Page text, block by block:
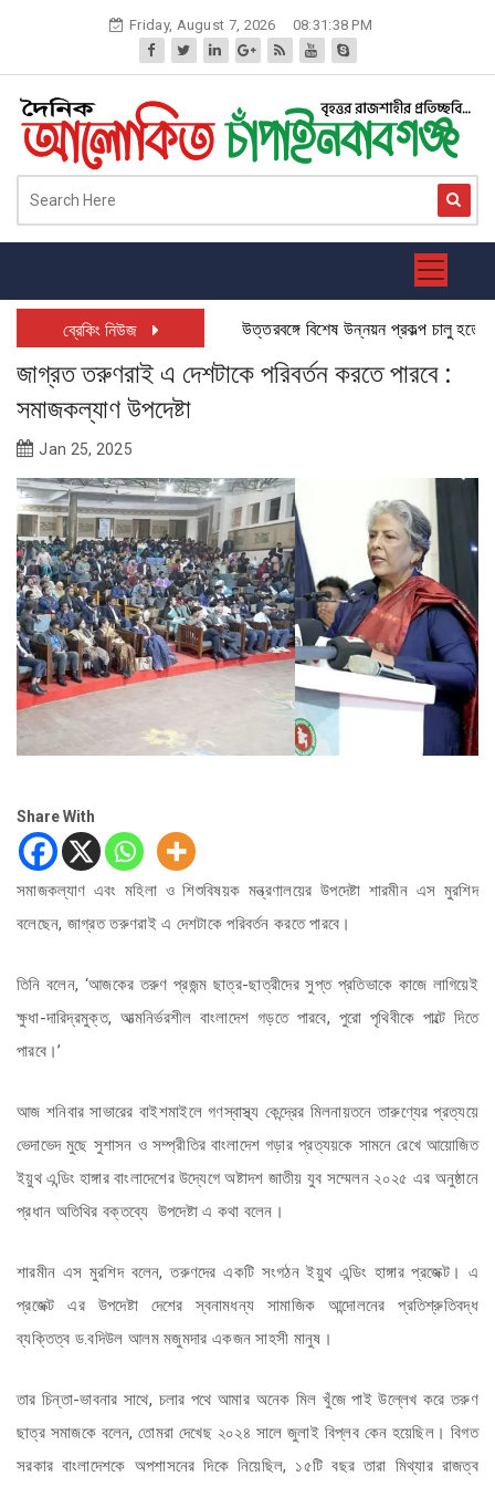
Friday, August 7, 2026 08:31:39 PM
ব্রেকিং নিউজ উত্তরবঙ্গে বিশেষ উন্নয়ন প্রকল্প চালু হতে
জাগ্রত তরুণরাই এ দেশটাকে পরিবর্তন করতে পারবে :
সমাজকল্যাণ উপদেষ্টা
Jan 25, 2025
Share With
সমাজকল্যাণ এবং মহিলা ও শিশুবিষয়ক মন্ত্রণালয়ের উপদেষ্টা শারমীন এস মুরশিদ
বলেছেন, জাগ্রত তরুণরাই এ দেশটাকে পরিবর্তন করতে পারবে।
তিনি বলেন, ‘আজকের তরুণ প্রজন্ম ছাত্র-ছাত্রীদের সুপ্ত প্রতিভাকে কাজে লাগিয়েই
ক্ষুধা-দারিদ্রমুক্ত, আত্মনির্ভরশীল বাংলাদেশ গড়তে পারবে, পুরো পৃথিবীকে পাল্টে দিতে
পারবে।’
আজ শনিবার সাভারের বাইশমাইলে গণস্বাস্থ্য কেন্দ্রের মিলনায়তনে তারুণ্যের প্রত্যয়ে
ভেদাভেদ মুছে সুশাসন ও সম্প্রীতির বাংলাদেশ গড়ার প্রত্যয়কে সামনে রেখে আয়োজিত
ইয়ুথ এন্ডিং হাঙ্গার বাংলাদেশের উদ্যেগে অষ্টাদশ জাতীয় যুব সম্মেলন ২০২৫ এর অনুষ্ঠানে
প্রধান অতিথির বক্তব্যে উপদেষ্টা এ কথা বলেন।
শারমীন এস মুরশিদ বলেন, তরুণদের একটি সংগঠন ইয়ুথ এন্ডিং হাঙ্গার প্রজেক্ট। এ
প্রজেক্ট এর উপদেষ্টা দেশের স্বনামধন্য সামাজিক আন্দোলনের প্রতিশ্রুতিবদ্ধ
ব্যক্তিত্ব ড.বদিউল আলম মজুমদার একজন সাহসী মানুষ।
তার চিন্তা-ভাবনার সাথে, চলার পথে আমার অনেক মিল খুঁজে পাই উল্লেখ করে তরুণ
ছাত্র সমাজকে বলেন, তোমরা দেখেছ ২০২৪ সালে জুলাই বিপ্লব কেন হয়েছিল। বিগত
সরকার বাংলাদেশকে অপশাসনের দিকে নিয়েছিল, ১৫টি বছর তারা মিথ্যার রাজত্ব